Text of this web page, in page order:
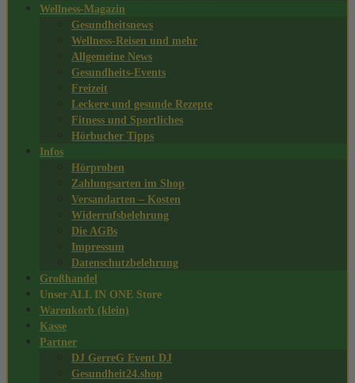
Wellness-Magazin
Gesundheitsnews
Wellness-Reisen und mehr
Allgemeine News
Gesundheits-Events
Freizeit
Leckere und gesunde Rezepte
Fitness und Sportliches
Hörbucher Tipps
Infos
Hörproben
Zahlungsarten im Shop
Versandarten – Kosten
Widerrufsbelehrung
Die AGBs
Impressum
Datenschutzbelehrung
Großhandel
Unser ALL IN ONE Store
Warenkorb (klein)
Kasse
Partner
DJ GerreG Event DJ
Gesundheit24.shop